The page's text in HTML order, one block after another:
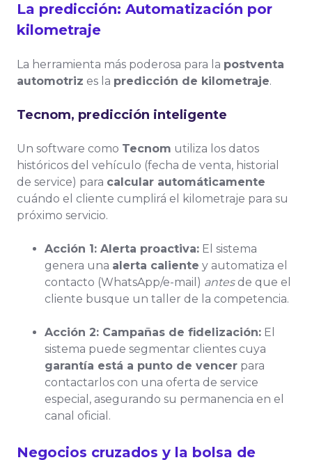
La predicción: Automatización por
kilometraje
La herramienta más poderosa para la postventa
automotriz es la predicción de kilometraje.
Tecnom, predicción inteligente
Un software como Tecnom utiliza los datos
históricos del vehículo (fecha de venta, historial
de service) para calcular automáticamente
cuándo el cliente cumplirá el kilometraje para su
próximo servicio.
Acción 1: Alerta proactiva: El sistema
genera una alerta caliente y automatiza el
contacto (WhatsApp/e-mail) antesde que el
cliente busque un taller de la competencia.
Acción 2: Campañas de fidelización: El
sistema puede segmentar clientes cuya
garantía está a punto de vencer para
contactarlos con una oferta de service
especial, asegurando su permanencia en el
canal oficial.
Negocios cruzados y la bolsa de